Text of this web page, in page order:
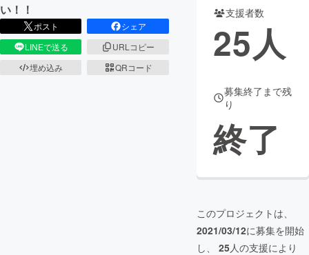
い！！
ポスト
シェア
LINEで送る
URLコピー
埋め込み
QRコード
支援者数
25人
募集終了まで残
り
終了
このプロジェクトは、
2021/03/12に募集を開始
し、 25人の支援により